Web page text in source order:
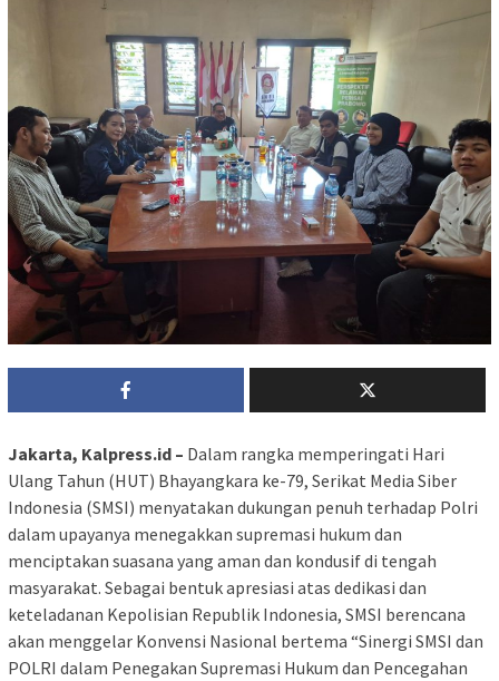
Jakarta, Kalpress.id – Dalam rangka memperingati Hari
Ulang Tahun (HUT) Bhayangkara ke-79, Serikat Media Siber
Indonesia (SMSI) menyatakan dukungan penuh terhadap Polri
dalam upayanya menegakkan supremasi hukum dan
menciptakan suasana yang aman dan kondusif di tengah
masyarakat. Sebagai bentuk apresiasi atas dedikasi dan
keteladanan Kepolisian Republik Indonesia, SMSI berencana
akan menggelar Konvensi Nasional bertema “Sinergi SMSI dan
POLRI dalam Penegakan Supremasi Hukum dan Pencegahan